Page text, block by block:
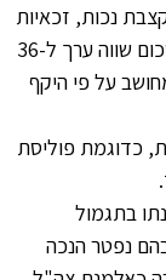
נכות, זכאיות
על פי חוק הנכים, התגמולים והשיקום לפיצוי בסכום שווה ערך ל-36
על פי היקף
כדוגמת פוליסת
בתגמול
נפטר הנכה